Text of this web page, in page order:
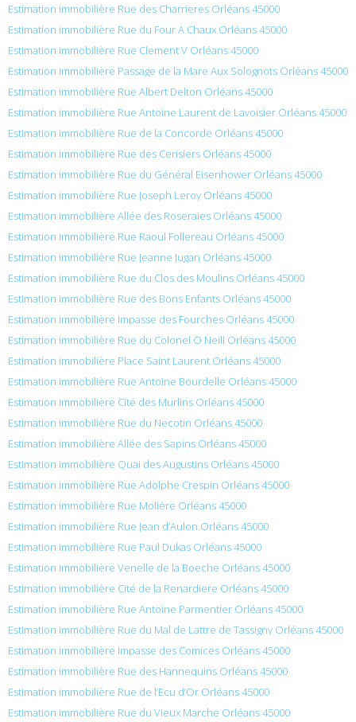
Estimation immobilière Rue des Charrieres Orléans 45000
Estimation immobilière Rue du Four A Chaux Orléans 45000
Estimation immobilière Rue Clement V Orléans 45000
Estimation immobilière Passage de la Mare Aux Solognots Orléans 45000
Estimation immobilière Rue Albert Delton Orléans 45000
Estimation immobilière Rue Antoine Laurent de Lavoisier Orléans 45000
Estimation immobilière Rue de la Concorde Orléans 45000
Estimation immobilière Rue des Cerisiers Orléans 45000
Estimation immobilière Rue du Général Eisenhower Orléans 45000
Estimation immobilière Rue Joseph Leroy Orléans 45000
Estimation immobilière Allée des Roseraies Orléans 45000
Estimation immobilière Rue Raoul Follereau Orléans 45000
Estimation immobilière Rue Jeanne Jugan Orléans 45000
Estimation immobilière Rue du Clos des Moulins Orléans 45000
Estimation immobilière Rue des Bons Enfants Orléans 45000
Estimation immobilière Impasse des Fourches Orléans 45000
Estimation immobilière Rue du Colonel O Neill Orléans 45000
Estimation immobilière Place Saint Laurent Orléans 45000
Estimation immobilière Rue Antoine Bourdelle Orléans 45000
Estimation immobilière Cité des Murlins Orléans 45000
Estimation immobilière Rue du Necotin Orléans 45000
Estimation immobilière Allée des Sapins Orléans 45000
Estimation immobilière Quai des Augustins Orléans 45000
Estimation immobilière Rue Adolphe Crespin Orléans 45000
Estimation immobilière Rue Molière Orléans 45000
Estimation immobilière Rue Jean d’Aulon Orléans 45000
Estimation immobilière Rue Paul Dukas Orléans 45000
Estimation immobilière Venelle de la Boeche Orléans 45000
Estimation immobilière Cité de la Renardiere Orléans 45000
Estimation immobilière Rue Antoine Parmentier Orléans 45000
Estimation immobilière Rue du Mal de Lattre de Tassigny Orléans 45000
Estimation immobilière Impasse des Comices Orléans 45000
Estimation immobilière Rue des Hannequins Orléans 45000
Estimation immobilière Rue de l’Ecu d’Or Orléans 45000
Estimation immobilière Rue du Vieux Marche Orléans 45000